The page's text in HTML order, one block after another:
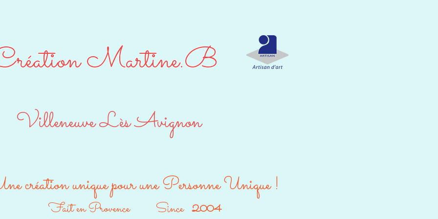
Martine.B
Villeneuve Lès Avignon
création unique pour une Personne Unique !
Fait en Provence Since 2004